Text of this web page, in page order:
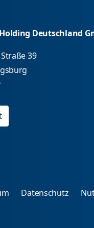
Deutschland
39
Datenschutz